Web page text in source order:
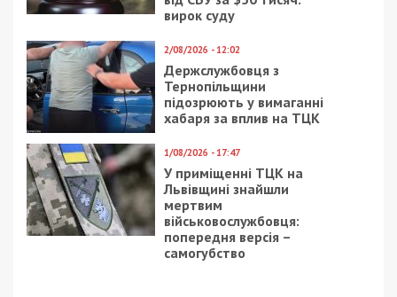
Учитывая пребывание в акватории Черного моря
российских военных кораблей, вооруженных
крылатыми ракетами морского базирования
“Калибр”, сохраняется повышенный уровень
угрозы применения оккупантами ракетного
вооружения по объектам оборонно-
промышленного комплекса и логистической
инфраструктуры нашего государства.
На территории Донецкой и Луганской областей
за минувшие сутки отбиты десять атак врага,
уничтожены три танка, один бронетранспортер,
одна единица специальной техники, два
автомобиля и три артиллерийских системы